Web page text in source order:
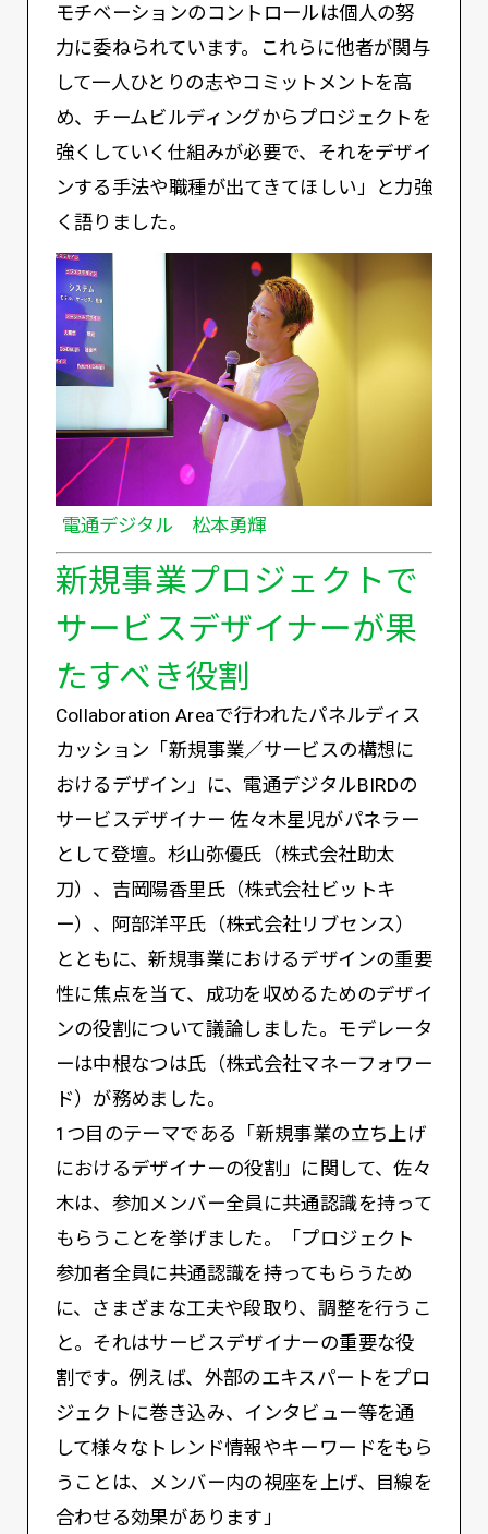
モチベーションのコントロールは個人の努
力に委ねられています。これらに他者が関与
して一人ひとりの志やコミットメントを高
め、チームビルディングからプロジェクトを
強くしていく仕組みが必要で、それをデザイ
ンする手法や職種が出てきてほしい」と力強
く語りました。
電通デジタル 松本勇輝
新規事業プロジェクトで
サービスデザイナーが果
たすべき役割
Collaboration Areaで行われたパネルディス
カッション「新規事業／サービスの構想に
おけるデザイン」に、電通デジタルBIRDの
サービスデザイナー 佐々木星児がパネラー
として登壇。杉山弥優氏（株式会社助太
刀）、吉岡陽香里氏（株式会社ビットキ
ー）、阿部洋平氏（株式会社リブセンス）
とともに、新規事業におけるデザインの重要
性に焦点を当て、成功を収めるためのデザイ
ンの役割について議論しました。モデレータ
ーは中根なつは氏（株式会社マネーフォワー
ド）が務めました。
1つ目のテーマである「新規事業の立ち上げ
におけるデザイナーの役割」に関して、佐々
木は、参加メンバー全員に共通認識を持って
もらうことを挙げました。「プロジェクト
参加者全員に共通認識を持ってもらうため
に、さまざまな工夫や段取り、調整を行うこ
と。それはサービスデザイナーの重要な役
割です。例えば、外部のエキスパートをプロ
ジェクトに巻き込み、インタビュー等を通
して様々なトレンド情報やキーワードをもら
うことは、メンバー内の視座を上げ、目線を
合わせる効果があります」